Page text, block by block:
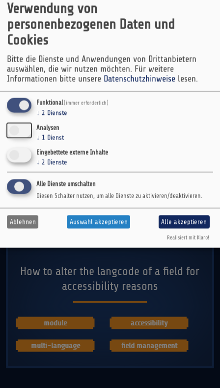
Weitere DevBits
How to translate the Maxlength
Countdown message label globally
maxlength translation
How to alter the langcode of a field for
accessibility reasons
module accessibility
multi-language field management
Verwendung von
personenbezogenen Daten und
Cookies
Bitte die Dienste und Anwendungen von Drittanbietern
auswählen, die wir nutzen möchten. Für weitere
Informationen bitte unsere Datenschutzhinweise lesen.
Funktional(immer erforderlich)
↓ 2 Dienste
Analysen
↓ 1 Dienst
Eingebettete externe Inhalte
↓ 2 Dienste
Alle Dienste umschalten
Diesen Schalter nutzen, um alle Dienste zu aktivieren/deaktivieren.
Ablehnen Auswahl akzeptieren Alle akzeptieren
Realisiert mit Klaro!